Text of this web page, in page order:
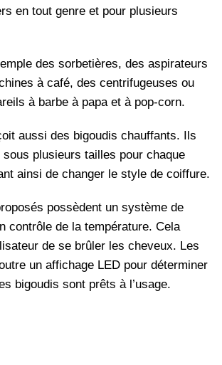
en tout genre et pour plusieurs
des sorbetières, des aspirateurs
à café, des centrifugeuses ou
à barbe à papa et à pop-corn.
aussi des bigoudis chauffants. Ils
plusieurs tailles pour chaque
ainsi de changer le style de coiffure.
possèdent un système de
contrôle de la température. Cela
de se brûler les cheveux. Les
un affichage LED pour déterminer
bigoudis sont prêts à l’usage.